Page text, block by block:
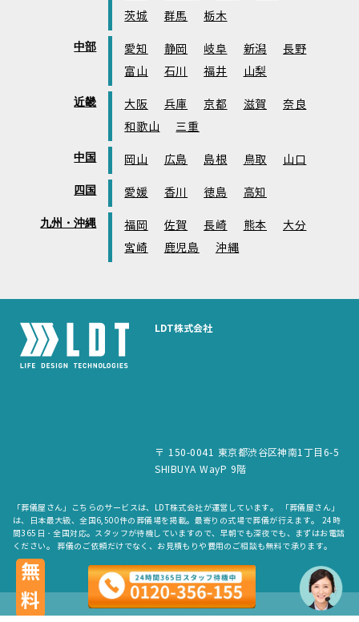
茨城
群馬 栃木
中部 愛知 静岡 岐阜 新潟
長野
富山
石川 福井 山梨
近畿 大阪 兵庫 京都 滋賀
奈良
和歌山
三重
中国 岡山 広島 島根 鳥取 山口
四国 愛媛 香川 徳島 高知
九州・沖縄 福岡 佐賀 長崎 熊本
大分
宮崎
鹿児島 沖縄
LDT株式会社
〒 150-0041 東京都渋谷区神南1丁目6-5
SHIBUYA WayP 9階
「葬儀屋さん」こちらのサービスは、LDT株式会社が運営しています。 「葬儀屋さん」
は、日本最大級、全国6,500件の葬儀場を掲載。最寄りの式場で葬儀が行えます。 24時
間365日・全国対応。スタッフが待機していますので、早朝でも深夜でも、まずはお電話
ください。 葬儀のご依頼だけでなく、お見積もりや費用のご相談も無料で承ります。
copyright © LDT.Co.Ltd. All Rights Reserved.
無料